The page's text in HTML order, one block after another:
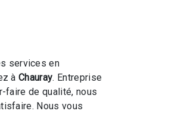
services en
àChauray. Entreprise
faire de qualité, nous
Nous vous